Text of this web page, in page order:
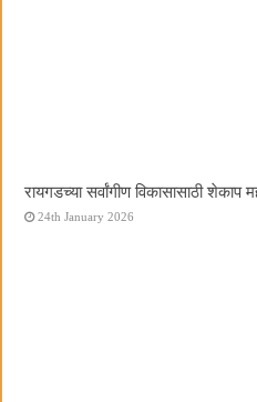
रायगडच्या सर्वांगीण विकासासाठी शेकाप
24th January 2026